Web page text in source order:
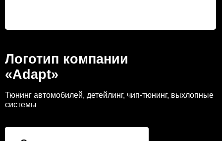
Логотип компании
«Adapt»
Тюнинг автомобилей, детейлинг, чип-тюнинг, выхлопные
системы